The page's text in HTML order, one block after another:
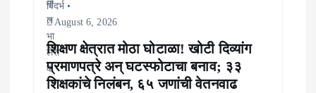
विदर्भ
August 6, 2026
शिक्षण क्षेत्रात मोठा घोटाळा! खोटी दिव्यांग
प्रमाणपत्रे अन् घटस्फोटाचा बनाव; ३३
शिक्षकांचे निलंबन, ६५ जणांची वेतनवाढ